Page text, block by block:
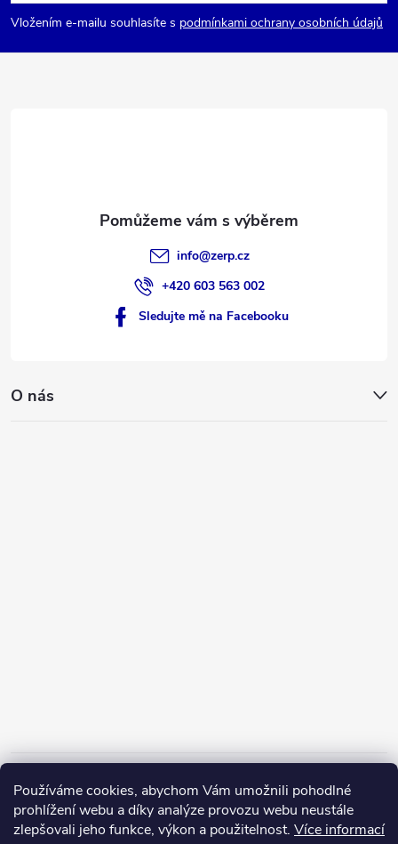
Používáme cookies, abychom Vám umožnili pohodlné
prohlížení webu a díky analýze provozu webu neustále
zlepšovali jeho funkce, výkon a použitelnost. Více informací
p
a
Vložením e-mailu souhlasíte s podmínkami ochrany osobních údajů
info@zerp.cz
+420 603 563 002
Sledujte mě na Facebooku
O nás